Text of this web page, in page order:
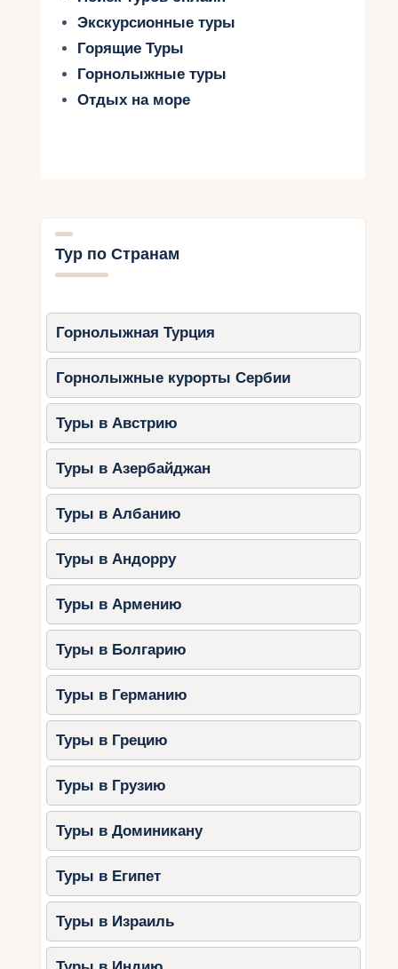
Экскурсионные туры
Горящие Туры
Горнолыжные туры
Отдых на море
Тур по Странам
Горнолыжная Турция
Горнолыжные курорты Сербии
Туры в Австрию
Туры в Азербайджан
Туры в Албанию
Туры в Андорру
Туры в Армению
Туры в Болгарию
Туры в Германию
Туры в Грецию
Туры в Грузию
Туры в Доминикану
Туры в Египет
Туры в Израиль